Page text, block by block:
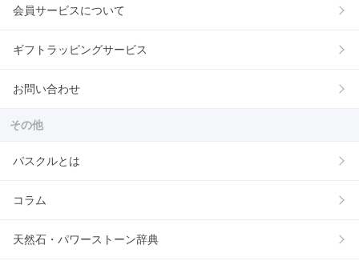
会員サービスについて
ギフトラッピングサービス
お問い合わせ
その他
パスクルとは
コラム
天然石・パワーストーン辞典